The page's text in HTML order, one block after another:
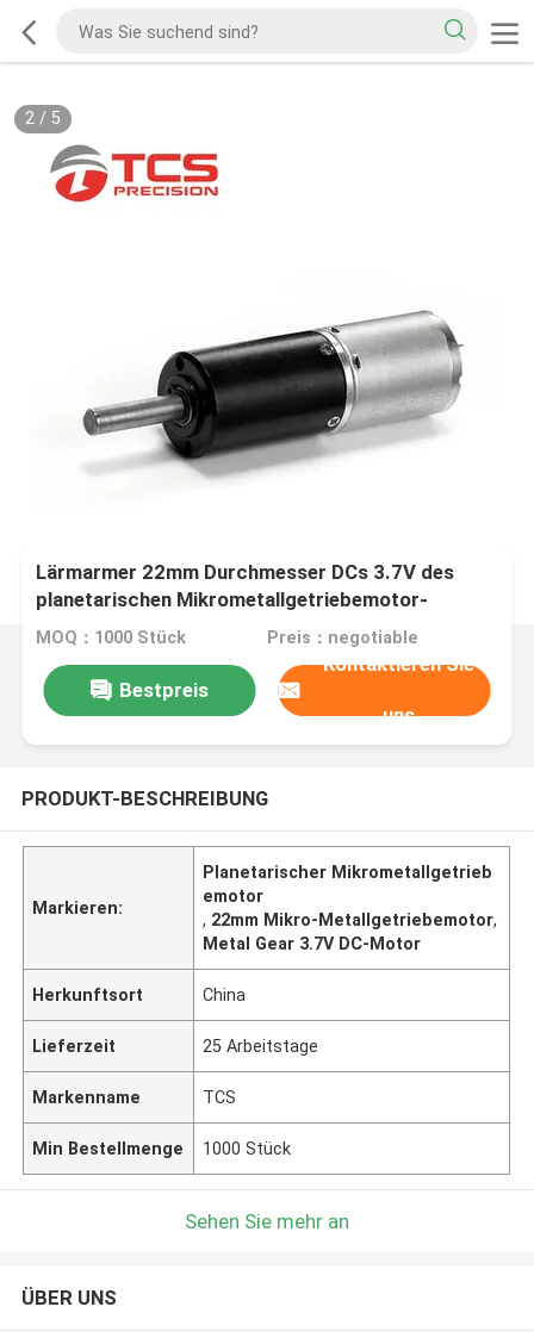
2/ 5
Lärmarmer 22mm Durchmesser DCs 3.7V des
planetarischen Mikrometallgetriebemotor-
MOQ：1000 Stück Preis：negotiable
Bestpreis
Kontaktieren Sie
uns
PRODUKT-BESCHREIBUNG
Markieren:
Planetarischer Mikrometallgetrieb
emotor
, 22mm Mikro-Metallgetriebemotor,
Metal Gear 3.7V DC-Motor
Herkunftsort China
Lieferzeit 25 Arbeitstage
Markenname TCS
Min Bestellmenge 1000 Stück
Sehen Sie mehr an
ÜBER UNS